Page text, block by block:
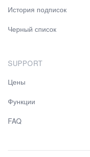
История подписок
Черный список
SUPPORT
Цены
Функции
FAQ